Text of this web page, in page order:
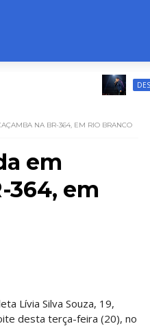
DESTAQUES
NA BR-364, EM RIO BRANCO
em
364, em
Lívia Silva Souza, 19,
desta terça-feira (20), no